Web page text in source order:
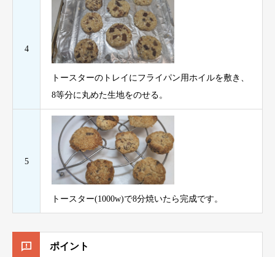
4
トースターのトレイにフライパン用ホイルを敷き、
8等分に丸めた生地をのせる。
5
トースター(1000w)で8分焼いたら完成です。
ポイント